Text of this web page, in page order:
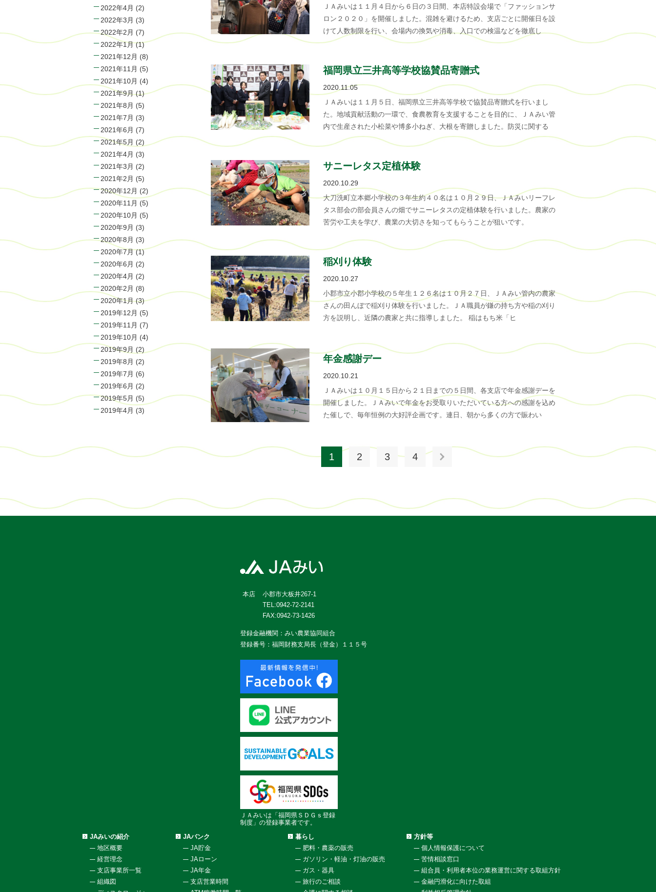
ＪＡみいは１１月４日から６日の３日間、本店特設会場で「ファッションサ
ロン２０２０」を開催しました。混雑を避けるため、支店ごとに開催日を設
けて人数制限を行い、会場内の換気や消毒、入口での検温などを徹底し
福岡県立三井高等学校協賛品寄贈式
2020.11.05
ＪＡみいは１１月５日、福岡県立三井高等学校で協賛品寄贈式を行いまし
た。地域貢献活動の一環で、食農教育を支援することを目的に、ＪＡみい管
内で生産された小松菜や博多小ねぎ、大根を寄贈しました。防災に関する
サニーレタス定植体験
2020.10.29
大刀洗町立本郷小学校の３年生約４０名は１０月２９日、ＪＡみいリーフレ
タス部会の部会員さんの畑でサニーレタスの定植体験を行いました。農家の
苦労や工夫を学び、農業の大切さを知ってもらうことが狙いです。
稲刈り体験
2020.10.27
小郡市立小郡小学校の５年生１２６名は１０月２７日、ＪＡみい管内の農家
さんの田んぼで稲刈り体験を行いました。ＪＡ職員が鎌の持ち方や稲の刈り
方を説明し、近隣の農家と共に指導しました。 稲はもち米「ヒ
年金感謝デー
2020.10.21
ＪＡみいは１０月１５日から２１日までの５日間、各支店で年金感謝デーを
開催しました。ＪＡみいで年金をお受取りいただいている方への感謝を込め
た催しで、毎年恒例の大好評企画です。連日、朝から多くの方で賑わい
1 2 3 4
2022年4月 (2)
2022年3月 (3)
2022年2月 (7)
2022年1月(1)
2021年12月 (8)
2021年11月 (5)
2021年10月 (4)
2021年9月(1)
2021年8月 (5)
2021年7月 (3)
2021年6月 (7)
2021年5月 (2)
2021年4月 (3)
2021年3月 (2)
2021年2月 (5)
2020年12月 (2)
2020年11月 (5)
2020年10月 (5)
2020年9月 (3)
2020年8月 (3)
2020年7月(1)
2020年6月 (2)
2020年4月 (2)
2020年2月 (8)
2020年1月(3)
2019年12月 (5)
2019年11月 (7)
2019年10月 (4)
2019年9月 (2)
2019年8月 (2)
2019年7月 (6)
2019年6月 (2)
2019年5月 (5)
2019年4月 (3)
本店
小郡市大板井267-1
TEL:0942-72-2141
FAX:0942-73-1426
登録金融機関：みい農業協同組合
登録番号：福岡財務支局長（登金）１１５号
ＪＡみいは「福岡県ＳＤＧｓ登録
制度」の登録事業者です。
JAみいの紹介
地区概要
経営理念
支店事業所一覧
組織図
JAバンク
JA貯金
JAローン
JA年金
支店営業時間
暮らし
肥料・農薬の販売
ガソリン・軽油・灯油の販売
ガス・器具
旅行のご相談
方針等
個人情報保護について
苦情相談窓口
組合員・利用者本位の業務運営に関する取組方針
金融円滑化に向けた取組